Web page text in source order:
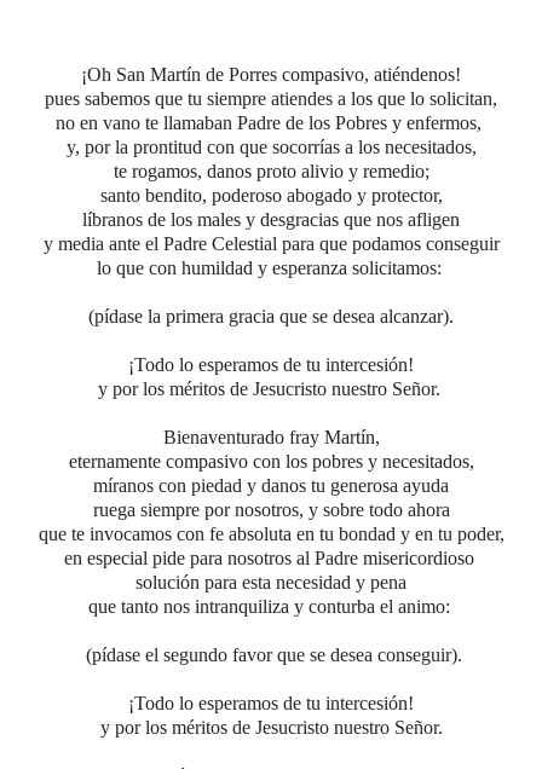
¡Oh San Martín de Porres compasivo, atiéndenos!
pues sabemos que tu siempre atiendes a los que lo solicitan,
no en vano te llamaban Padre de los Pobres y enfermos,
y, por la prontitud con que socorrías a los necesitados,
te rogamos, danos proto alivio y remedio;
santo bendito, poderoso abogado y protector,
líbranos de los males y desgracias que nos afligen
y media ante el Padre Celestial para que podamos conseguir
lo que con humildad y esperanza solicitamos:
(pídase la primera gracia que se desea alcanzar).
¡Todo lo esperamos de tu intercesión!
y por los méritos de Jesucristo nuestro Señor.
Bienaventurado fray Martín,
eternamente compasivo con los pobres y necesitados,
míranos con piedad y danos tu generosa ayuda
ruega siempre por nosotros, y sobre todo ahora
que te invocamos con fe absoluta en tu bondad y en tu poder,
en especial pide para nosotros al Padre misericordioso
solución para esta necesidad y pena
que tanto nos intranquiliza y conturba el animo:
(pídase el segundo favor que se desea conseguir).
¡Todo lo esperamos de tu intercesión!
y por los méritos de Jesucristo nuestro Señor.